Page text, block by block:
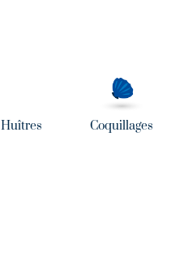
Huîtres Coquillages